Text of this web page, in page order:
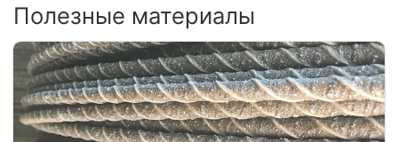
Полезные материалы